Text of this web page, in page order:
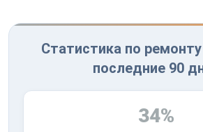
Статистика по ремонту
последние 90
34%